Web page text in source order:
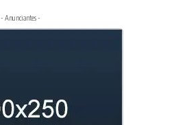
- Anunciantes -